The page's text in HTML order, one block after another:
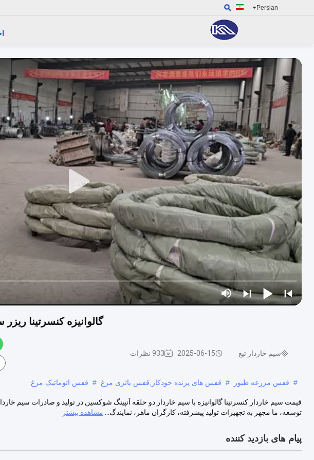
Persian
گالوانیزه کنسرتینا
سیم خاردار تیغ 2025-06-15 933 نظرات
# قفس مزرعه طیور # قفس های پرنده خودکار,قفس باتری مرغ # قفس اتوماتیک مرغ
قیمت سیم خاردار کنسرتینا گالوانیزه با سیم خاردار دو حلقه آنپینگ شوکسین در تولید و صادرات سیم
توسعه، ما مجهز به تجهیزات تولید پیشرفته، کارگران ماهر، نمایندگ...
مشاهده بیشتر
پیام های بازدید کننده